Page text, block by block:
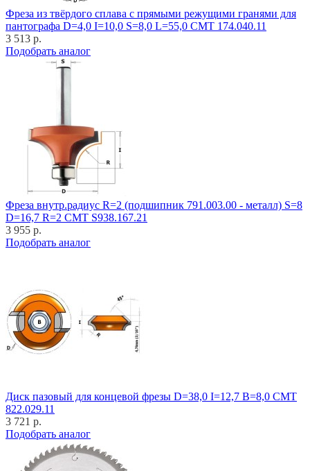
Фреза из твёрдого сплава с прямыми режущими гранями для
пантографа D=4,0 I=10,0 S=8,0 L=55,0 CMT 174.040.11
3 513 р.
Подобрать аналог
Фреза внутр.радиус R=2 (подшипник 791.003.00 - металл) S=8
D=16,7 R=2 CMT S938.167.21
3 955 р.
Подобрать аналог
Диск пазовый для концевой фрезы D=38,0 I=12,7 B=8,0 CMT
822.029.11
3 721 р.
Подобрать аналог